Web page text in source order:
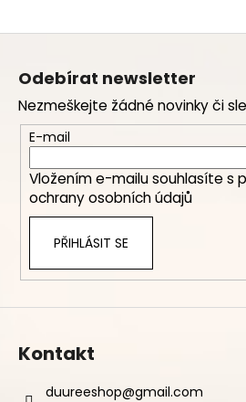
Z
Odebírat newsletter
Nezmeškejte žádné novinky či
E-mail
Vložením e-mailu souhlasíte s
ochrany osobních údajů
PŘIHLÁSIT SE
Kontakt
duureeshop@gmail.com